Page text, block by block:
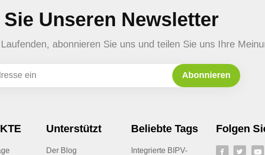
Unseren Newsletter
abonnieren Sie uns und teilen Sie uns Ihre
Unterstützt
Der Blog
Beliebte Tags
Integrierte BIPV-
Folgen